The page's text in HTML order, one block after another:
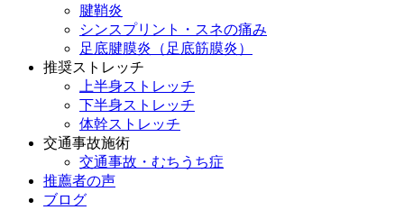
腱鞘炎
シンスプリント・スネの痛み
足底腱膜炎（足底筋膜炎）
推奨ストレッチ
上半身ストレッチ
下半身ストレッチ
体幹ストレッチ
交通事故施術
交通事故・むちうち症
推薦者の声
ブログ